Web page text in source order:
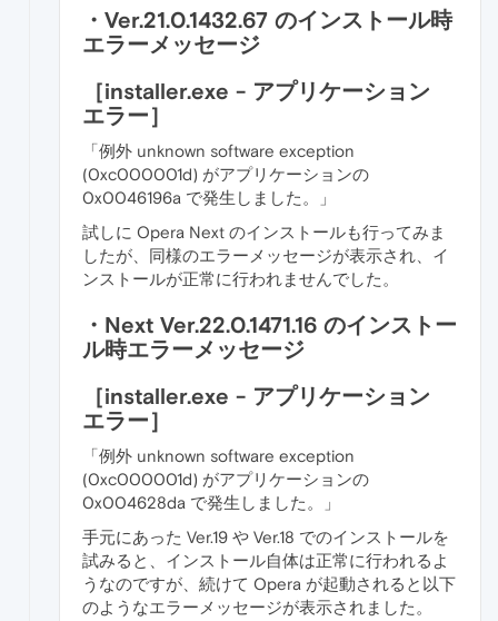
・Ver.21.0.1432.67 のインストール時
エラーメッセージ
［installer.exe - アプリケーション
エラー］
「例外 unknown software exception
(0xc000001d) がアプリケーションの
0x0046196a で発生しました。」
試しに Opera Next のインストールも行ってみま
したが、同様のエラーメッセージが表示され、イ
ンストールが正常に行われませんでした。
・Next Ver.22.0.1471.16 のインストー
ル時エラーメッセージ
［installer.exe - アプリケーション
エラー］
「例外 unknown software exception
(0xc000001d) がアプリケーションの
0x004628da で発生しました。」
手元にあった Ver.19 や Ver.18 でのインストールを
試みると、インストール自体は正常に行われるよ
うなのですが、続けて Opera が起動されると以下
のようなエラーメッセージが表示されました。